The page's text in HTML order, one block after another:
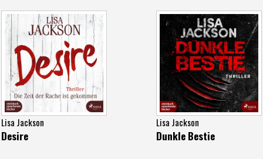
Lisa Jackson
Desire
Lisa Jackson
Dunkle Bestie